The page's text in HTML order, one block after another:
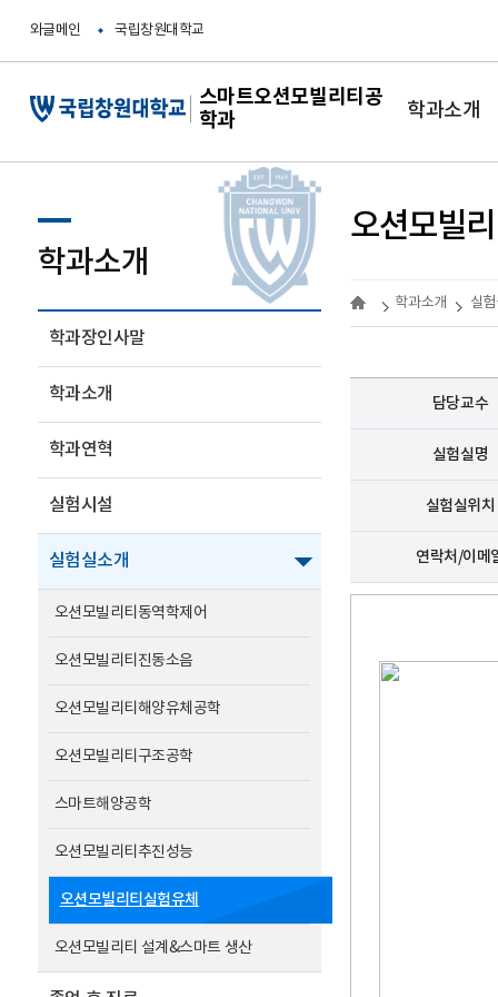
와글메인 국립창원대학교
스마트오션모빌리티공
학과
학과소개
학과소개
학과장인사말
학과소개
학과연혁
실험시설
실험실소개
오션모빌리티동역학제어
오션모빌리티진동소음
오션모빌리티해양유체공학
오션모빌리티구조공학
스마트해양공학
오션모빌리티추진성능
오션모빌리티실험유체
오션모빌리티 설계&스마트 생산
오션모빌
학과소개 실
담당교수
실험실명
실험실위치
연락처/이메